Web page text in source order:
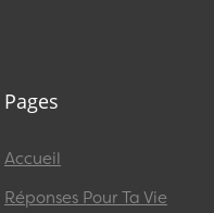
Pages
Accueil
Réponses Pour Ta Vie